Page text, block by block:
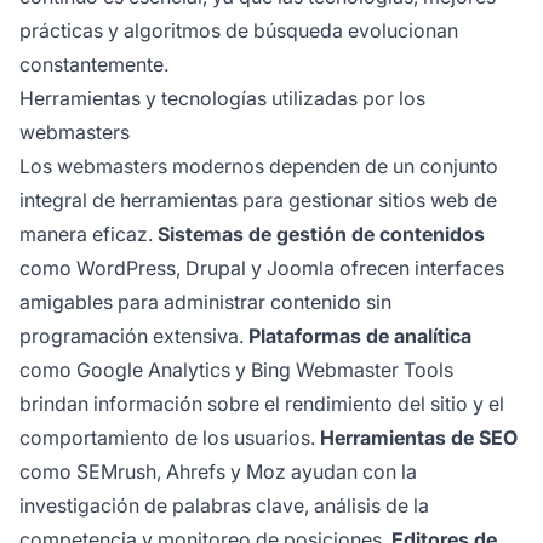
prácticas y algoritmos de búsqueda evolucionan
constantemente.
Herramientas y tecnologías utilizadas por los
webmasters
Los webmasters modernos dependen de un conjunto
integral de herramientas para gestionar sitios web de
manera eficaz. Sistemas de gestión de contenidos
como WordPress, Drupal y Joomla ofrecen interfaces
amigables para administrar contenido sin
programación extensiva. Plataformas de analítica
como Google Analytics y Bing Webmaster Tools
brindan información sobre el rendimiento del sitio y el
comportamiento de los usuarios. Herramientas de SEO
como SEMrush, Ahrefs y Moz ayudan con la
investigación de palabras clave, análisis de la